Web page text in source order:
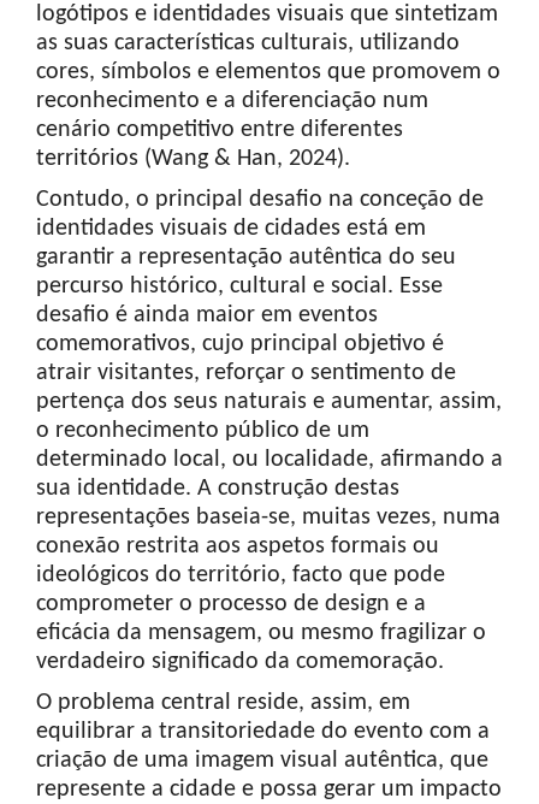
logótipos e identidades visuais que sintetizam
as suas características culturais, utilizando
cores, símbolos e elementos que promovem o
reconhecimento e a diferenciação num
cenário competitivo entre diferentes
territórios (Wang & Han, 2024).
Contudo, o principal desafio na conceção de
identidades visuais de cidades está em
garantir a representação autêntica do seu
percurso histórico, cultural e social. Esse
desafio é ainda maior em eventos
comemorativos, cujo principal objetivo é
atrair visitantes, reforçar o sentimento de
pertença dos seus naturais e aumentar, assim,
o reconhecimento público de um
determinado local, ou localidade, afirmando a
sua identidade. A construção destas
representações baseia-se, muitas vezes, numa
conexão restrita aos aspetos formais ou
ideológicos do território, facto que pode
comprometer o processo de design e a
eficácia da mensagem, ou mesmo fragilizar o
verdadeiro significado da comemoração.
O problema central reside, assim, em
equilibrar a transitoriedade do evento com a
criação de uma imagem visual autêntica, que
represente a cidade e possa gerar um impacto